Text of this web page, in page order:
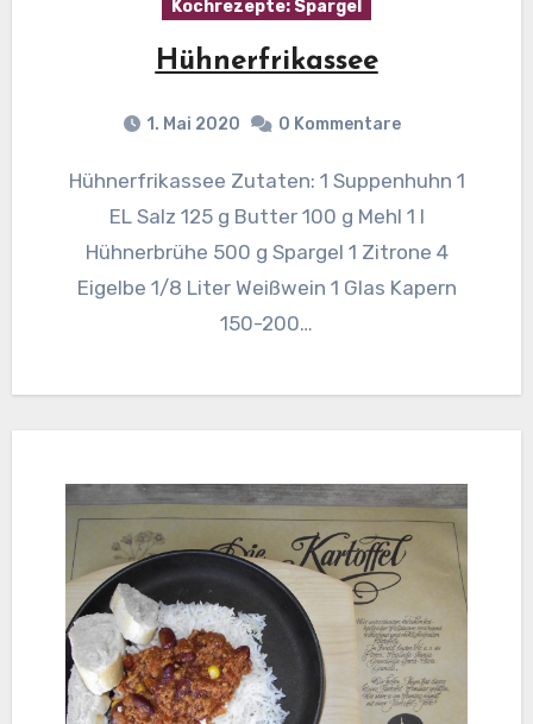
Kochrezepte: Spargel
Hühnerfrikassee
1. Mai 2020 0 Kommentare
Hühnerfrikassee Zutaten: 1 Suppenhuhn 1
EL Salz 125 g Butter 100 g Mehl 1 l
Hühnerbrühe 500 g Spargel 1 Zitrone 4
Eigelbe 1/8 Liter Weißwein 1 Glas Kapern
150-200…